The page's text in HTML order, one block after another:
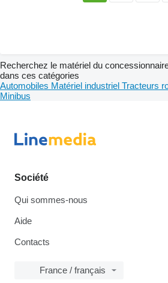
Recherchez le matériel du
dans ces catégories
Automobiles Matériel industriel Tracteurs
Minibus
Société
Qui sommes-nous
Aide
Contacts
France / français